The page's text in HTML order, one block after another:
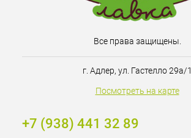
Все права защищены.
г. Адлер, ул. Гастелло 29а/1
Посмотреть на карте
+7 (938) 441 32 89